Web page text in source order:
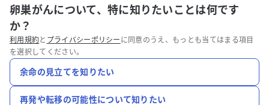
卵巣がんについて、特に知りたいことは何です
か？
利用規約と プライバシーポリシー に同意のうえ、もっとも当てはまる項目
を選択してください。
余命の見立てを知りたい
再発や転移の可能性について知りたい